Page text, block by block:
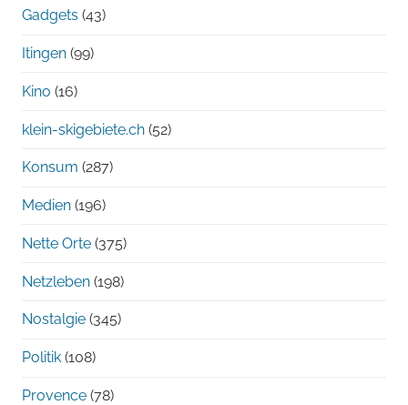
Gadgets (43)
Itingen (99)
Kino (16)
klein-skigebiete.ch (52)
Konsum (287)
Medien (196)
Nette Orte (375)
Netzleben (198)
Nostalgie (345)
Politik (108)
Provence (78)